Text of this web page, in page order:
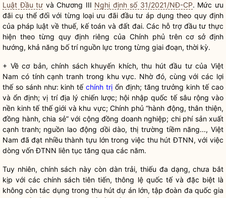
Luật Đầu tư và Chương III Nghị định số 31/2021/NĐ-CP. Mức ưu
đãi cụ thể đối với từng loại ưu đãi đầu tư áp dụng theo quy định
của pháp luật về thuế, kế toán và đất đai. Các hỗ trợ đầu tư thực
hiện theo từng quy định riêng của Chính phủ trên cơ sở định
hướng, khả năng bố trí nguồn lực trong từng giai đoạn, thời kỳ.
+ Về cơ bản, chính sách khuyến khích, thu hút đầu tư của Việt
Nam có tínhcạnh tranh trong khu vực. Nhờ đó, cùng với các lợi
thế so sánh như: kinh tếchính trị ổn định; tăng trưởng kinh tế cao
và ổn định; vị trí địa lý chiến lược; hội nhập quốc tế sâu rộng vào
nền kinh tế thế giới và khu vực; Chính phủ “hành động, thân thiện,
đồng hành, chia sẻ” với cộng đồng doanh nghiệp; chi phísản xuất
cạnh tranh; nguồn lao động dồi dào, thị trường tiềm năng..., Việt
Nam đã đạt nhiều thành tựu lớn trong việc thu hút ĐTNN, với việc
dòng vốn ĐTNN liên tục tăng qua các năm.
Tuy nhiên, chính sách này còn dàn trải, thiếu đa dạng, chưa bắt
kịp với các chính sách tiên tiến, thông lệ quốc tế và đặc biệt là
không còn tác dụng trong thu hút dự án lớn, tập đoàn đa quốc gia